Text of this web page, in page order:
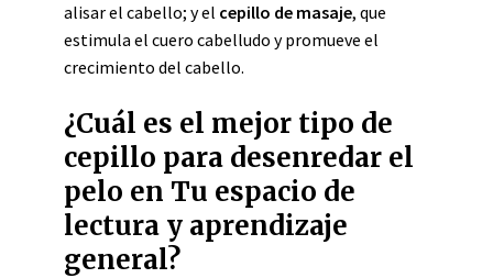
alisar el cabello; y el cepillo de masaje, que
estimula el cuero cabelludo y promueve el
crecimiento del cabello.
¿Cuál es el mejor tipo de
cepillo para desenredar el
pelo en Tu espacio de
lectura y aprendizaje
general?